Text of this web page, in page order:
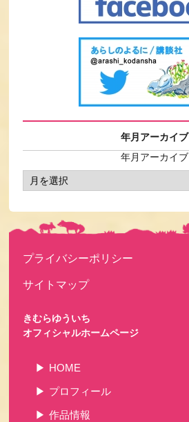
年月アーカイブ
年月アーカイブ
プライバシーポリシー
サイトマップ
きむらゆういち
オフィシャルホームページ
HOME
プロフィール
作品情報